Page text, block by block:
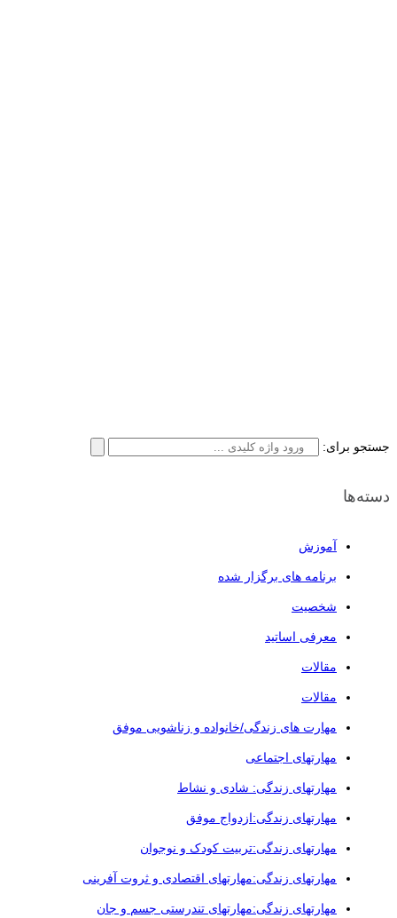
جستجو برای:
دسته‌ها
آموزش
برنامه های برگزار شده
شخصیت
معرفی اساتید
مقالات
مقالات
مهارت های زندگی/خانواده و زناشویی موفق
مهارتهای اجتماعی
مهارتهای زندگی: شادی و نشاط
مهارتهای زندگی:ازدواج موفق
مهارتهای زندگی:تربیت کودک و نوجوان
مهارتهای زندگی:مهارتهای اقتصادی و ثروت آفرینی
مهارتهای زندگی:مهارتهای تندرستی جسم و جان